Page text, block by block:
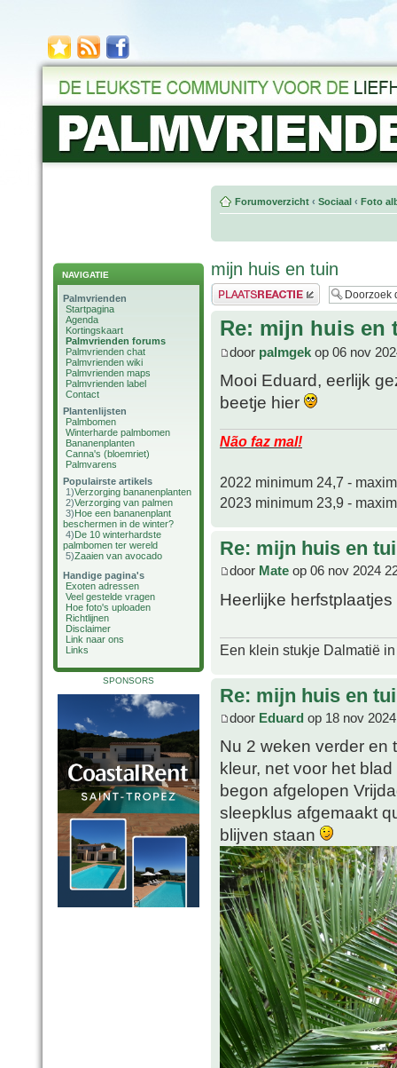
NAVIGATIE
Palmvrienden
Startpagina
Agenda
Kortingskaart
Palmvrienden forums
Palmvrienden chat
Palmvrienden wiki
Palmvrienden maps
Palmvrienden label
Contact
Plantenlijsten
Palmbomen
Winterharde palmbomen
Bananenplanten
Canna's (bloemriet)
Palmvarens
Populairste artikels
1)Verzorging bananenplanten
2)Verzorging van palmen
3)Hoe een bananenplant
beschermen in de winter?
4)De 10 winterhardste
palmbomen ter wereld
5)Zaaien van avocado
Handige pagina's
Exoten adressen
Veel gestelde vragen
Hoe foto's uploaden
Richtlijnen
Disclaimer
Link naar ons
Links
SPONSORS
Forumoverzicht ‹ Sociaal ‹ Foto
mijn huis en tuin
Plaats een reactie
Re: mijn huis en
door palmgek op 06 nov
Mooi Eduard, eerlijk
beetje hier
Não faz mal!
2022 minimum 24,7 -
2023 minimum 23,9 -
Re: mijn huis en
door Mate op 06 nov 2024
Heerlijke herfstplaatjes
Een klein stukje Dalmatië
Re: mijn huis en
door Eduard op 18 nov
Nu 2 weken verder en
kleur, net voor het
begon afgelopen
sleepklus afgemaakt
blijven staan